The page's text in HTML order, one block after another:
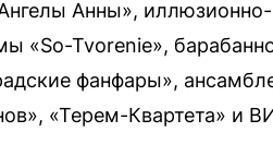
Анны»,
«So-Tvorenie»,
фанфары»,
«Терем-Квартета» и